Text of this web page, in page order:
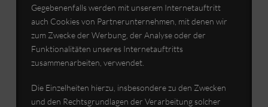
Gegebenenfalls werden mit unserem Internetauftritt
auch Cookies von Partnerunternehmen, mit denen wir
zum Zwecke der Werbung, der Analyse oder der
Funktionalitäten unseres Internetauftritts
zusammenarbeiten, verwendet.
Die Einzelheiten hierzu, insbesondere zu den Zwecken
und den Rechtsgrundlagen der Verarbeitung solcher